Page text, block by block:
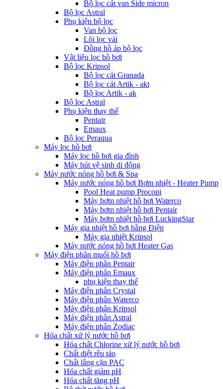
Bộ lọc cát van Side micron
Bộ lọc Astral
Phụ kiện bộ lọc
Van bộ lọc
Lõi lọc vải
Đồng hồ áp bộ lọc
Vật liệu lọc hồ bơi
Bộ lọc Kripsol
Bộ lọc cát Granada
Bộ lọc cát Artik - akt
Bộ lọc Artik - ak
Bộ lọc Astral
Phụ kiện thay thế
Pentair
Emaux
Bộ lọc Peraqua
Máy lọc hồ bơi
Máy lọc hồ bơi gia đình
Máy hút vệ sinh di động
Máy nước nóng hồ bơi & Spa
Máy nước nóng hồ bơi Bơm nhiệt - Heater Pump
Pool Heat pump Procopi
Máy bơm nhiệt hồ bơi Waterco
Máy bơm nhiệt hồ bơi Pentair
Máy bơm nhiệt hồ bơi LuckingStar
Máy gia nhiệt hồ bơi bằng Điện
Máy gia nhiệt Kripsol
Máy nước nóng hồ bơi Heater Gas
Máy điện phân muối hồ bơi
Máy điện phân Pentair
Máy điện phân Emaux
phụ kiện thay thế
Máy điện phân Crystal
Máy điện phân Waterco
Máy điện phân Kripsol
Máy điện phân Astral
Máy điện phân Zodiac
Hóa chất xử lý nước hồ bơi
Hóa chất Chlorine xử lý nước hồ bơi
Chất diệt rêu tảo
Chất lắng cặn PAC
Hóa chất giảm pH
Hóa chất tăng pH